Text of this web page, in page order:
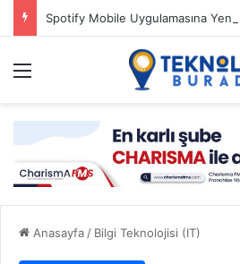
Spotify Mobile Uygulamasına Yeni
Menü
Anasayfa/ Bilgi Teknolojisi (IT)